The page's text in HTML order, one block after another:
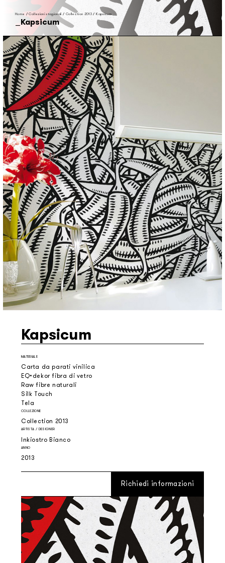
Home /Collezioni stagionali/ Collection 2013 /Kapsicum
Kapsicum
Kapsicum
MATERIALE
Carta da parati vinilica
EQ•dekor fibra di vetro
Raw fibre naturali
Silk Touch
Tela
COLLEZIONE
Collection 2013
ARTISTA / DESIGNER
Inkiostro Bianco
ANNO
2013
Richiedi informazioni